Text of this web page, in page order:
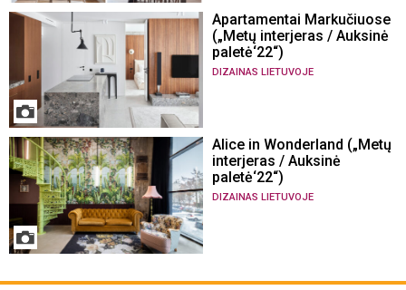
Apartamentai Markučiuose
(„Metų interjeras / Auksinė
paletė‘22“)
DIZAINAS LIETUVOJE
Alice in Wonderland („Metų
interjeras / Auksinė
paletė‘22“)
DIZAINAS LIETUVOJE